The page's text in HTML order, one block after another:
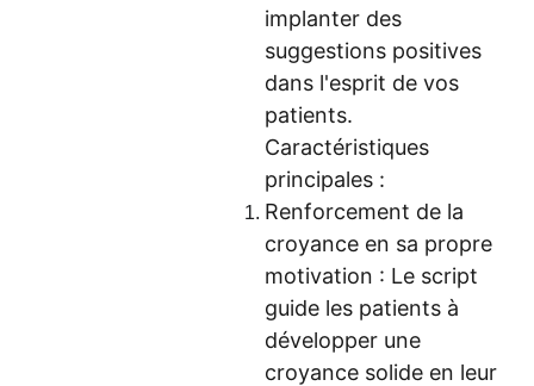
implanter des
suggestions positives
dans l'esprit de vos
patients.
Caractéristiques
principales :
Renforcement de la
croyance en sa propre
motivation : Le script
guide les patients à
développer une
croyance solide en leur